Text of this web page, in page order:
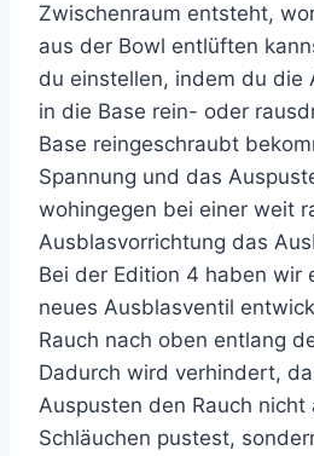
Zwischenraum entsteht,
aus der Bowl entlüften
du einstellen, indem du die
in die Base rein- oder
Base reingeschraubt
Spannung und das
wohingegen bei einer weit
Ausblasvorrichtung das
Bei der Edition 4 haben wir
neues Ausblasventil
Rauch nach oben entlang
Dadurch wird verhindert,
Auspusten den Rauch nicht
Schläuchen pustest,